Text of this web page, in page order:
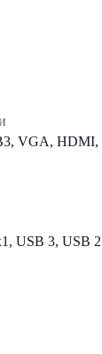
VGA, HDMI,
USB 3, USB